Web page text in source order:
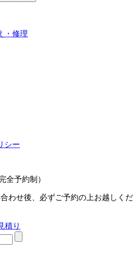
・修理
シー
全予約制）
わせ後、必ずご予約の上お越しくだ
積り